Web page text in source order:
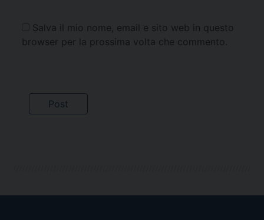
Salva il mio nome, email e sito web in questo
browser per la prossima volta che commento.